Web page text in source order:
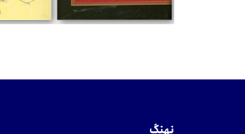
نهنگ